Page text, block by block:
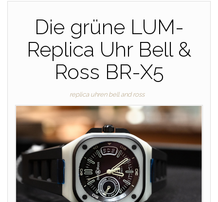
Die grüne LUM-
Replica Uhr Bell &
Ross BR-X5
replica uhren bell and ross